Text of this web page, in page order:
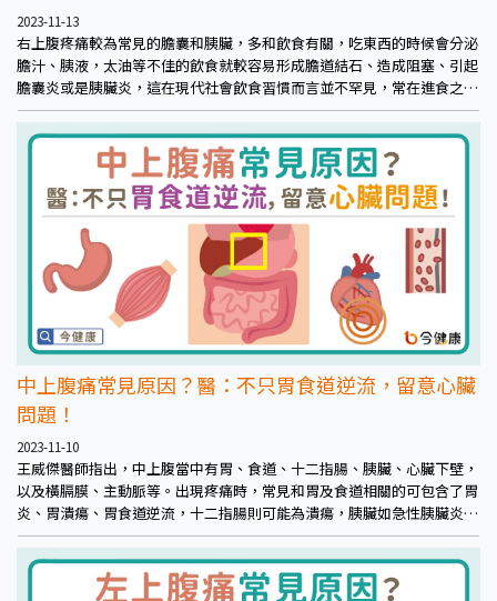
2023-11-13
右上腹疼痛較為常見的膽囊和胰臟，多和飲食有關，吃東西的時候會分泌
膽汁、胰液，太油等不佳的飲食就較容易形成膽道結石、造成阻塞、引起
膽囊炎或是胰臟炎，這在現代社會飲食習慣而言並不罕見，常在進食之後
發生。
中上腹痛常見原因？醫：不只胃食道逆流，留意心臟
問題！
2023-11-10
王威傑醫師指出，中上腹當中有胃、食道、十二指腸、胰臟、心臟下壁，
以及橫膈膜、主動脈等。出現疼痛時，常見和胃及食道相關的可包含了胃
炎、胃潰瘍、胃食道逆流，十二指腸則可能為潰瘍，胰臟如急性胰臟炎，
橫膈膜如因疝氣而引起疼痛，心臟方面則如心包膜積液、心肌梗塞等，而
主動脈剝離也會引起疼痛。另外，姿勢不良、腹部施力過大，也常見出現
肌肉傷害於中腹部。